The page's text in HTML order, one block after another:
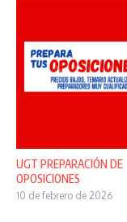
UGT PREPARACIÓN DE
OPOSICIONES
10 de febrero de 2026